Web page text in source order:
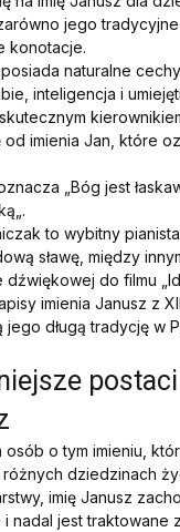
jego
konotacje.
naturalne
inteligencja i
imienia Jan, które
„Bóg jest
to wybitny
sławę, między
do filmu
imienia Janusz z
długą tradycję w
o tym imieniu,
dziedzinach
imię Janusz
nadal jest traktowane